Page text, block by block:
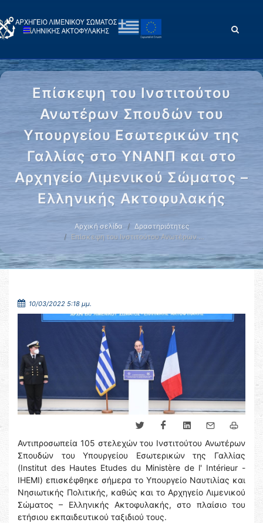
Επίσκεψη του Ινστιτούτου
Ανωτέρων Σπουδών του
Υπουργείου Εσωτερικών της
Γαλλίας στο ΥΝΑΝΠ και στο
Αρχηγείο Λιμενικού Σώματος –
Ελληνικής Ακτοφυλακής
Αρχική σελίδα
Δραστηριότητες
Επίσκεψη του Ινστιτούτου Ανωτέρων …
10/03/2022 5:18 μμ.
Αντιπροσωπεία 105 στελεχών του Ινστιτούτου Ανωτέρων
Σπουδών του Υπουργείου Εσωτερικών της Γαλλίας
(Institut des Hautes Etudes du Ministère de l' Intérieur -
IHEMI) επισκέφθηκε σήμερα το Υπουργείο Ναυτιλίας και
Νησιωτικής Πολιτικής, καθώς και το Αρχηγείο Λιμενικού
Σώματος – Ελληνικής Ακτοφυλακής, στο πλαίσιο του
ετήσιου εκπαιδευτικού ταξιδιού τους.